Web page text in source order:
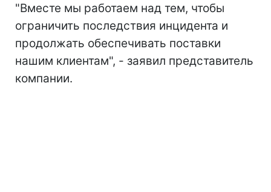
"Вместе мы работаем над тем, чтобы
ограничить последствия инцидента и
продолжать обеспечивать поставки
нашим клиентам", - заявил представитель
компании.